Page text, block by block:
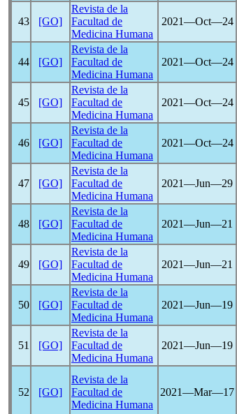
43 [GO]
Revista de la
Facultad de
Medicina Humana
2021―Oct―24
44 [GO]
Revista de la
Facultad de
Medicina Humana
2021―Oct―24
45 [GO]
Revista de la
Facultad de
Medicina Humana
2021―Oct―24
46 [GO]
Revista de la
Facultad de
Medicina Humana
2021―Oct―24
47 [GO]
Revista de la
Facultad de
Medicina Humana
2021―Jun―29
48 [GO]
Revista de la
Facultad de
Medicina Humana
2021―Jun―21
49 [GO]
Revista de la
Facultad de
Medicina Humana
2021―Jun―21
50 [GO]
Revista de la
Facultad de
Medicina Humana
2021―Jun―19
51 [GO]
Revista de la
Facultad de
Medicina Humana
2021―Jun―19
52 [GO]
Revista de la
Facultad de
Medicina Humana
2021―Mar―17